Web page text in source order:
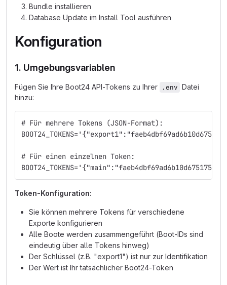
Bundle installieren
Database Update im Install Tool ausführen
Konfiguration
1. Umgebungsvariablen
Fügen Sie Ihre Boot24 API-Tokens zu Ihrer .env Datei
hinzu:
# Für mehrere Tokens (JSON-Format):
# Für einen einzelnen Token:
Token-Konfiguration:
Sie können mehrere Tokens für verschiedene
Exporte konfigurieren
Alle Boote werden zusammengeführt (Boot-IDs sind
eindeutig über alle Tokens hinweg)
Der Schlüssel (z.B. "export1") ist nur zur Identifikation
Der Wert ist Ihr tatsächlicher Boot24-Token